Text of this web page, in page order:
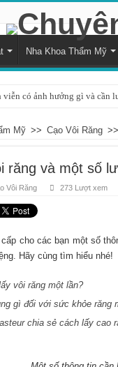
Nha Khoa Thẩm Mỹ
viễn có ảnh hưởng gì và cần
và khắc phục tình trạng trẻ
cách điều trị sưng nướu
răng khôn bắt đầu và kéo dài
của hút thuốc đối với sức
phương pháp đánh răng
Mỹ >> Cạo Vôi Răng >>
răng và một số
Vôi Răng 273 Lượt xem
cho các bạn một số
Hãy cùng tìm hiểu nhé!
vôi răng một lần?
gì đối với sức khỏe răng
chia sẻ cách lấy cao